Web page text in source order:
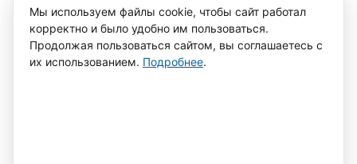
Имя * Фамилия
Номер телефона *
Мы используем файлы cookie, чтобы сайт работал
корректно и было удобно им пользоваться.
Продолжая пользоваться сайтом, вы соглашаетесь с
их использованием. Подробнее.